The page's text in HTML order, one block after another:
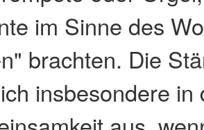
im Sinne des
brachten. Die
insbesondere